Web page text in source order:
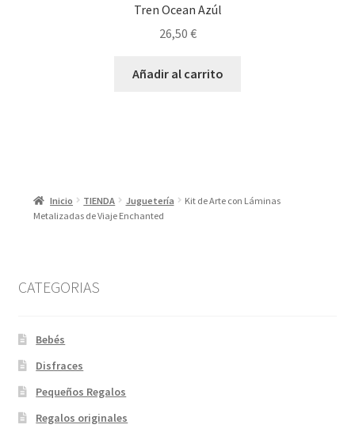
Tren Ocean Azúl
26,50 €
Añadir al carrito
Inicio TIENDA Juguetería
Kit de Arte con Láminas
Metalizadas de Viaje Enchanted
CATEGORIAS
Bebés
Disfraces
Pequeños Regalos
Regalos originales